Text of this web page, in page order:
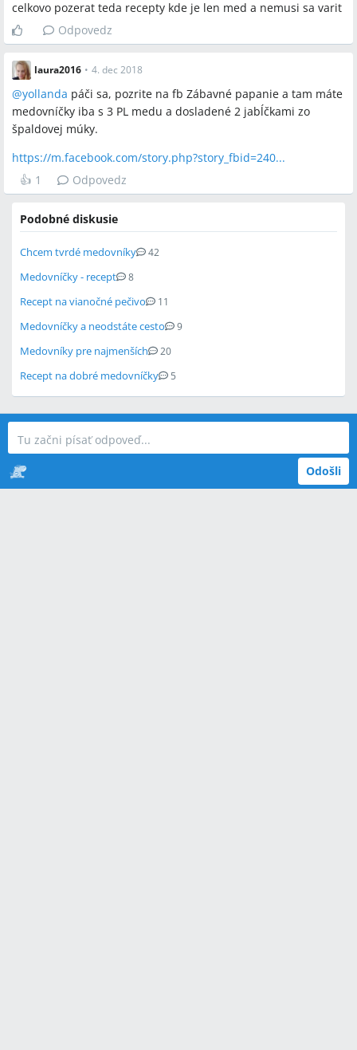
celkovo pozerat teda recepty kde je len med a nemusi sa varit
Odpovedz
laura2016 • 4. dec 2018
@yollanda páči sa, pozrite na fb Zábavné papanie a tam máte
medovníčky iba s 3 PL medu a dosladené 2 jabĺčkami zo
špaldovej múky.
https://m.facebook.com/story.php?story_fbid=240...
👍 1 Odpovedz
Podobné diskusie
Chcem tvrdé medovníky 42
Medovníčky - recept 8
Recept na vianočné pečivo 11
Medovníčky a neodstáte cesto 9
Medovníky pre najmenších 20
Recept na dobré medovníčky 5
Odošli